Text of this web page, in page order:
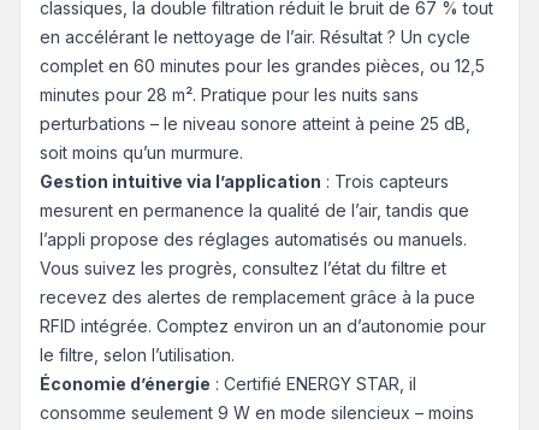
classiques, la double filtration réduit le bruit de 67 % tout
en accélérant le nettoyage de l’air. Résultat ? Un cycle
complet en 60 minutes pour les grandes pièces, ou 12,5
minutes pour 28 m². Pratique pour les nuits sans
perturbations – le niveau sonore atteint à peine 25 dB,
soit moins qu’un murmure.
Gestion intuitive via l’application : Trois capteurs
mesurent en permanence la qualité de l’air, tandis que
l’appli propose des réglages automatisés ou manuels.
Vous suivez les progrès, consultez l’état du filtre et
recevez des alertes de remplacement grâce à la puce
RFID intégrée. Comptez environ un an d’autonomie pour
le filtre, selon l’utilisation.
Économie d’énergie : Certifié ENERGY STAR, il
consomme seulement 9 W en mode silencieux – moins